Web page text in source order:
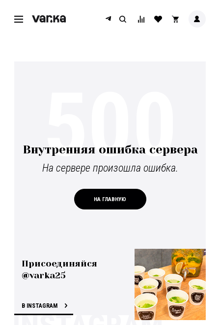
Внутренняя ошибка сервера
На сервере произошла ошибка.
НА ГЛАВНУЮ
500
Присоединяйся
@varka25
В INSTAGRAM